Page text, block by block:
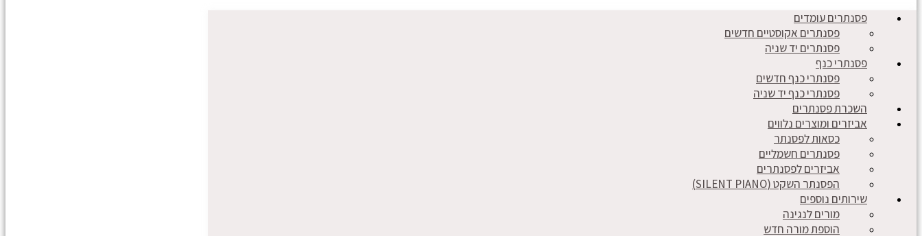
פסנתרים עומדים
פסנתרים אקוסטיים חדשים
פסנתרים יד שניה
פסנתרי כנף
פסנתרי כנף חדשים
פסנתרי כנף יד שניה
השכרת פסנתרים
אביזרים ומוצרים נלווים
כסאות לפסנתר
פסנתרים חשמליים
אביזרים לפסנתרים
הפסנתר השקט (SILENT PIANO)
שירותים נוספים
מורים לנגינה
הוספת מורה חדש